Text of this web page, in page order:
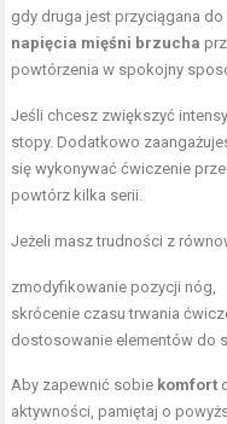
gdy druga jest przyciągana
napięcia mięśni brzucha
powtórzenia w spokojny
Jeśli chcesz zwiększyć
stopy. Dodatkowo
się wykonywać ćwiczenie
powtórz kilka serii.
Jeżeli masz trudności z
zmodyfikowanie pozycji nóg,
skrócenie czasu trwania
dostosowanie elementów do
Aby zapewnić sobie komfort
aktywności, pamiętaj o